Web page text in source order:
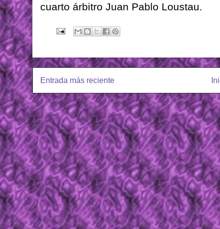
cuarto árbitro Juan Pablo Loustau.
Entrada más reciente